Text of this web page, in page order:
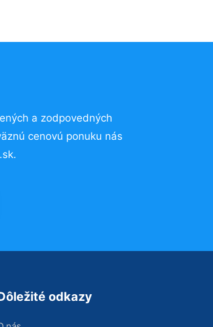
a zodpovedných
cenovú ponuku nás
odkazy